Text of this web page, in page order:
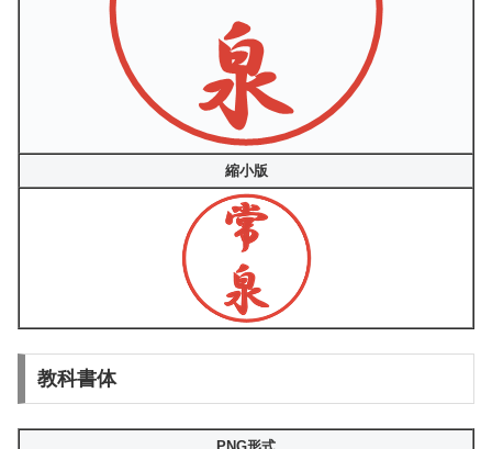
縮小版
教科書体